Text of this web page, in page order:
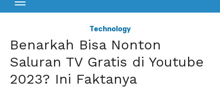
Technology
Benarkah Bisa Nonton
Saluran TV Gratis di Youtube
2023? Ini Faktanya